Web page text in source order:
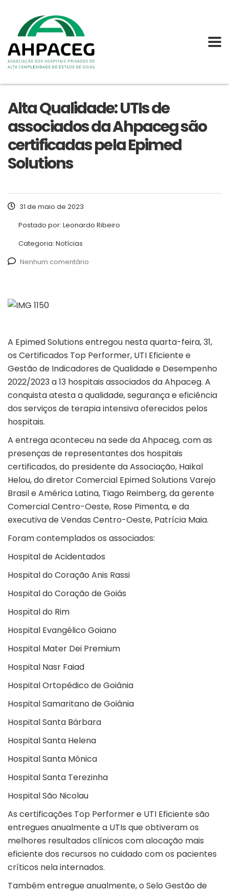
Alta Qualidade: UTIs de
associados da Ahpaceg são
certificadas pela Epimed
Solutions
31 de maio de 2023
Postado por: Leonardo Ribeiro
Categoria: Notícias
Nenhum comentário
A Epimed Solutions entregou nesta quarta-feira, 31,
os Certificados Top Performer, UTI Eficiente e
Gestão de Indicadores de Qualidade e Desempenho
2022/2023 a 13 hospitais associados da Ahpaceg. A
conquista atesta a qualidade, segurança e eficiência
dos serviços de terapia intensiva oferecidos pelos
hospitais.
A entrega aconteceu na sede da Ahpaceg, com as
presenças de representantes dos hospitais
certificados, do presidente da Associação, Haikal
Helou, do diretor Comercial Epimed Solutions Varejo
Brasil e América Latina, Tiago Reimberg, da gerente
Comercial Centro-Oeste, Rose Pimenta, e da
executiva de Vendas Centro-Oeste, Patrícia Maia.
Foram contemplados os associados:
Hospital de Acidentados
Hospital do Coração Anis Rassi
Hospital do Coração de Goiás
Hospital do Rim
Hospital Evangélico Goiano
Hospital Mater Dei Premium
Hospital Nasr Faiad
Hospital Ortopédico de Goiânia
Hospital Samaritano de Goiânia
Hospital Santa Bárbara
Hospital Santa Helena
Hospital Santa Mônica
Hospital Santa Terezinha
Hospital São Nicolau
As certificações Top Performer e UTI Eficiente são
entregues anualmente a UTIs que obtiveram os
melhores resultados clínicos com alocação mais
eficiente dos recursos no cuidado com os pacientes
críticos nela internados.
Também entregue anualmente, o Selo Gestão de